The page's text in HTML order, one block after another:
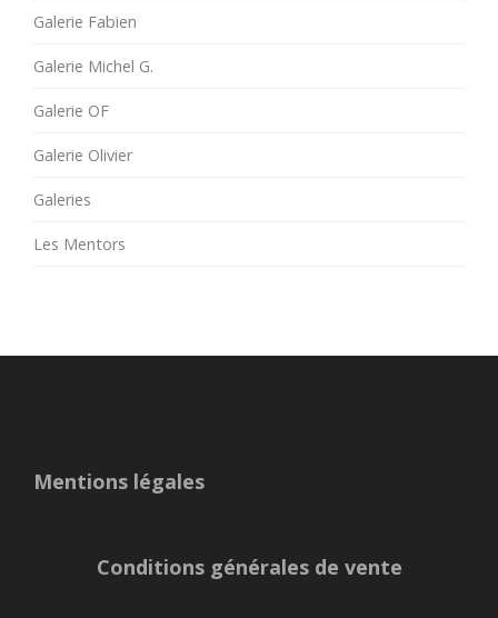
Galerie Fabien
Galerie Michel G.
Galerie OF
Galerie Olivier
Galeries
Les Mentors
Mentions légales
Conditions générales de vente